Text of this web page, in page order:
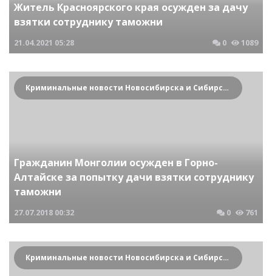
Житель Красноярского края осужден за дачу
взятки сотруднику таможни
21.04.2021 05:28 0 1089
Криминальные новости Новосибирска и Сибирского региона
Гражданин Монголии осужден в Горно-
Алтайске за попытку дачи взятки сотруднику
таможни
27.07.2018 00:32 0 761
Криминальные новости Новосибирска и Сибирского региона